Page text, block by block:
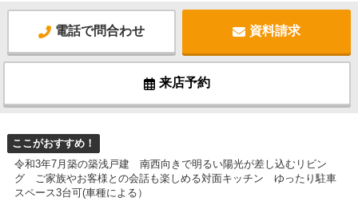
電話で問合わせ 資料請求
来店予約
ここがおすすめ！
令和3年7月築の築浅戸建 南西向きで明るい陽光が差し込むリビン
グ ご家族やお客様との会話も楽しめる対面キッチン ゆったり駐車
スペース3台可(車種による）